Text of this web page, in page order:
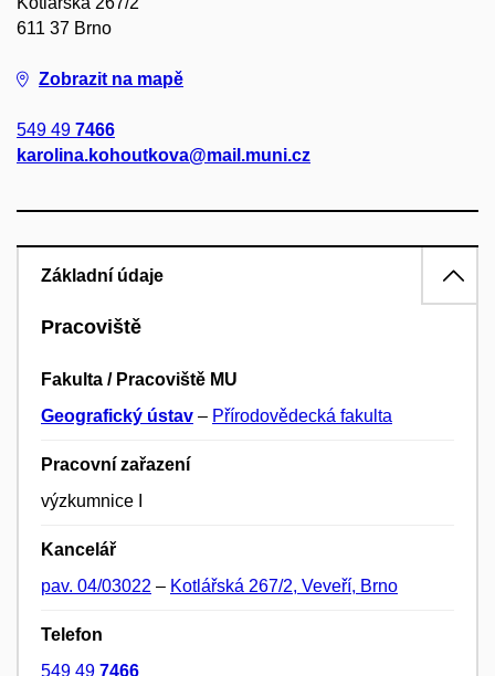
611 37 Brno
Zobrazit na mapě
549 49 7466
karolina.kohoutkova@mail.muni.cz
Základní údaje
Pracoviště
Fakulta / Pracoviště MU
Geografický ústav – Přírodovědecká fakulta
Pracovní zařazení
výzkumnice I
Kancelář
pav. 04/03022 – Kotlářská 267/2, Veveří, Brno
Telefon
549 49 7466